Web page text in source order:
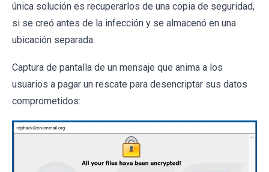
única solución es recuperarlos de una copia de seguridad,
si se creó antes de la infección y se almacenó en una
ubicación separada.
Captura de pantalla de un mensaje que anima a los
usuarios a pagar un rescate para desencriptar sus datos
comprometidos: